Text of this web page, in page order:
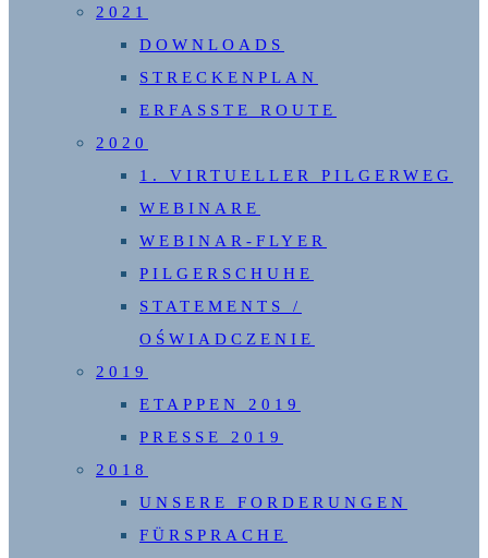
2021
DOWNLOADS
STRECKENPLAN
ERFASSTE ROUTE
2020
1. VIRTUELLER PILGERWEG
WEBINARE
WEBINAR-FLYER
PILGERSCHUHE
STATEMENTS /
OŚWIADCZENIE
2019
ETAPPEN 2019
PRESSE 2019
2018
UNSERE FORDERUNGEN
FÜRSPRACHE